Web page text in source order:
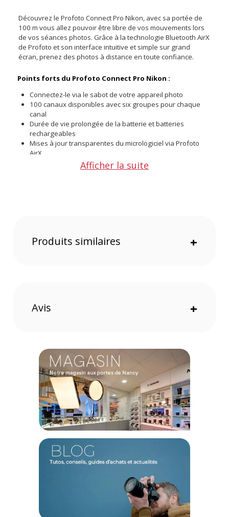
Découvrez le Profoto Connect Pro Nikon, avec sa portée de
100 m vous allez pouvoir être libre de vos mouvements lors
de vos séances photos. Grâce à la technologie Bluetooth AirX
de Profoto et son interface intuitive et simple sur grand
écran, prenez des photos à distance en toute confiance.
Points forts du Profoto Connect Pro Nikon :
Connectez-le via le sabot de votre appareil photo
100 canaux disponibles avec six groupes pour chaque
canal
Durée de vie prolongée de la batterie et batteries
rechargeables
Mises à jour transparentes du micrologiciel via Profoto
AirX
Synchronisation et télécommande 0,5-100 m (1,5-330 pi)
Possibilité d'utiliser des piles alcalines, lithium ou AAA
Connecté à vos appareils
Ce déclencheur adapté aux professionnels de chez Profoto
se connecte facilement à vos smartphones Apple ou Android
ainsi qu'avec un iPad depuis l'application Profoto Control.
Caractéristiques techniques du Profoto Connect Pro
Nikon :
Connectivité intégrée : AirX
Bandes de fréquence : 2,4 GHz
Fonctions Profoto Air prises en charge : Sync, TTL, HSS,
Nombre de canaux Air : 100 (1-100)
Nbre de groupes de télécommandes par canal Air : 6 (A-F).
Applications prises en charge pour les appareils Bluetooth :
Profoto Control
Afficher la suite
Produits similaires +
Avis +